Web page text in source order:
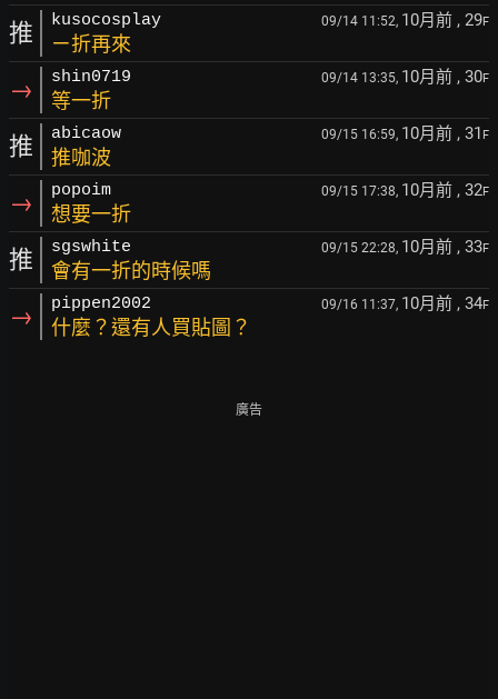
推 kusocosplay 09/14 11:52, 10月前 , 29F
ㄧ折再來
→ shin0719 09/14 13:35, 10月前 , 30F
等一折
推 abicaow 09/15 16:59, 10月前 , 31 F
推咖波
→ popoim 09/15 17:38, 10月前 , 32F
想要一折
推 sgswhite 09/15 22:28, 10月前 , 33F
會有一折的時候嗎
→ pippen2002 09/16 11:37, 10月前 , 34F
什麼？還有人買貼圖？
廣告